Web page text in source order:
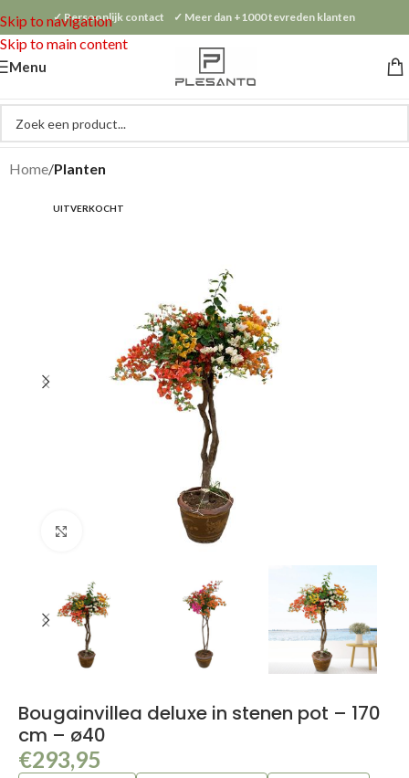
Skip to navigation
Skip to main content
✓ Persoonlijk contact ✓ Meer dan +1000 tevreden klanten
Menu
Home Planten
UITVERKOCHT
Klik om te vergroten
Bougainvillea deluxe in stenen pot – 170
cm – ø40
€293,95